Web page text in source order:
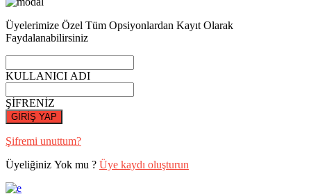
Üyelerimize Özel Tüm Opsiyonlardan Kayıt Olarak
Faydalanabilirsiniz
KULLANICI ADI
ŞİFRENİZ
GİRİŞ YAP
Şifremi unuttum?
Üyeliğiniz Yok mu ? Üye kaydı oluşturun